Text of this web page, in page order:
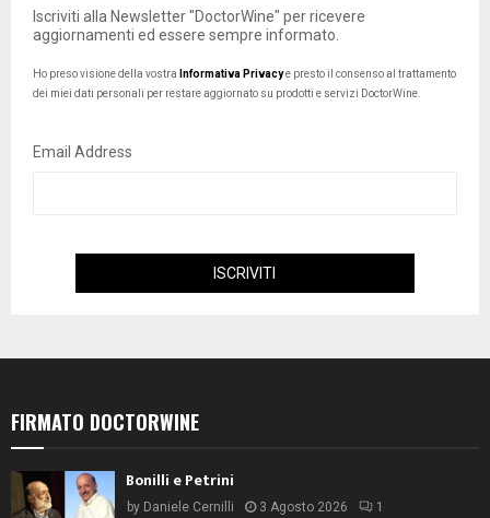
Iscriviti alla Newsletter "DoctorWine" per ricevere
aggiornamenti ed essere sempre informato.
Ho preso visione della vostra Informativa Privacye presto il consenso al trattamento
dei miei dati personali per restare aggiornato su prodotti e servizi DoctorWine.
Email Address
FIRMATO DOCTORWINE
Bonilli e Petrini
by Daniele Cernilli 3 Agosto 2026 1